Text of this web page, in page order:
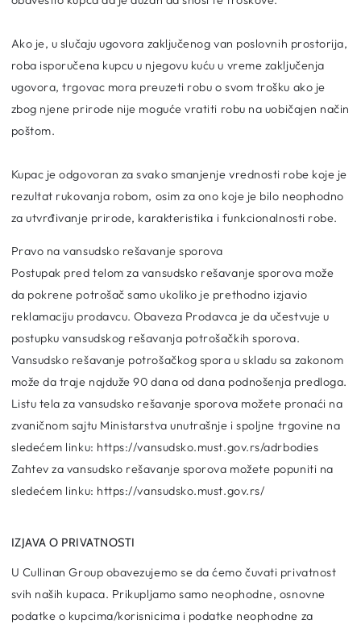
Ako je, u slučaju ugovora zaključenog van poslovnih prostorija,
roba isporučena kupcu u njegovu kuću u vreme zaključenja
ugovora, trgovac mora preuzeti robu o svom trošku ako je
zbog njene prirode nije moguće vratiti robu na uobičajen način
poštom.
Kupac je odgovoran za svako smanjenje vrednosti robe koje je
rezultat rukovanja robom, osim za ono koje je bilo neophodno
za utvrđivanje prirode, karakteristika i funkcionalnosti robe.
Pravo na vansudsko rešavanje sporova
Postupak pred telom za vansudsko rešavanje sporova može
da pokrene potrošač samo ukoliko je prethodno izjavio
reklamaciju prodavcu. Obaveza Prodavca je da učestvuje u
postupku vansudskog rešavanja potrošačkih sporova.
Vansudsko rešavanje potrošačkog spora u skladu sa zakonom
može da traje najduže 90 dana od dana podnošenja predloga.
Listu tela za vansudsko rešavanje sporova možete pronaći na
zvaničnom sajtu Ministarstva unutrašnje i spoljne trgovine na
sledećem linku: https://vansudsko.must.gov.rs/adrbodies
Zahtev za vansudsko rešavanje sporova možete popuniti na
sledećem linku: https://vansudsko.must.gov.rs/
IZJAVA O PRIVATNOSTI
U Cullinan Group obavezujemo se da ćemo čuvati privatnost
svih naših kupaca. Prikupljamo samo neophodne, osnovne
podatke o kupcima/korisnicima i podatke neophodne za